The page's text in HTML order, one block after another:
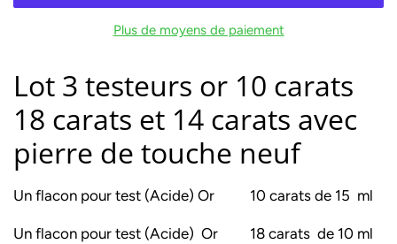
Plus de moyens de paiement
Lot 3 testeurs or 10 carats
18 carats et 14 carats avec
pierre de touche neuf
Un flacon pour test (Acide) Or 10 carats de 15 ml
Un flacon pour test (Acide) Or 18 carats de 10 ml